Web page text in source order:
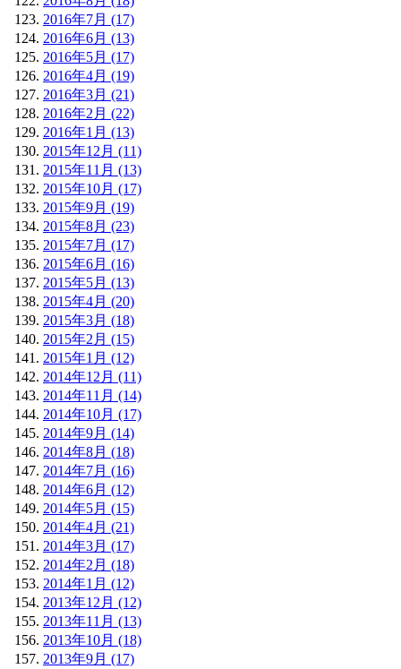
2016年7月 (17)
2016年6月 (13)
2016年5月 (17)
2016年4月 (19)
2016年3月 (21)
2016年2月 (22)
2016年1月 (13)
2015年12月 (11)
2015年11月 (13)
2015年10月 (17)
2015年9月 (19)
2015年8月 (23)
2015年7月 (17)
2015年6月 (16)
2015年5月 (13)
2015年4月 (20)
2015年3月 (18)
2015年2月 (15)
2015年1月 (12)
2014年12月 (11)
2014年11月 (14)
2014年10月 (17)
2014年9月 (14)
2014年8月 (18)
2014年7月 (16)
2014年6月 (12)
2014年5月 (15)
2014年4月 (21)
2014年3月 (17)
2014年2月 (18)
2014年1月 (12)
2013年12月 (12)
2013年11月 (13)
2013年10月 (18)
2013年9月 (17)